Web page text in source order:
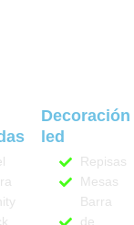
Decoración
led
Repisas
Mesas
Barra
de